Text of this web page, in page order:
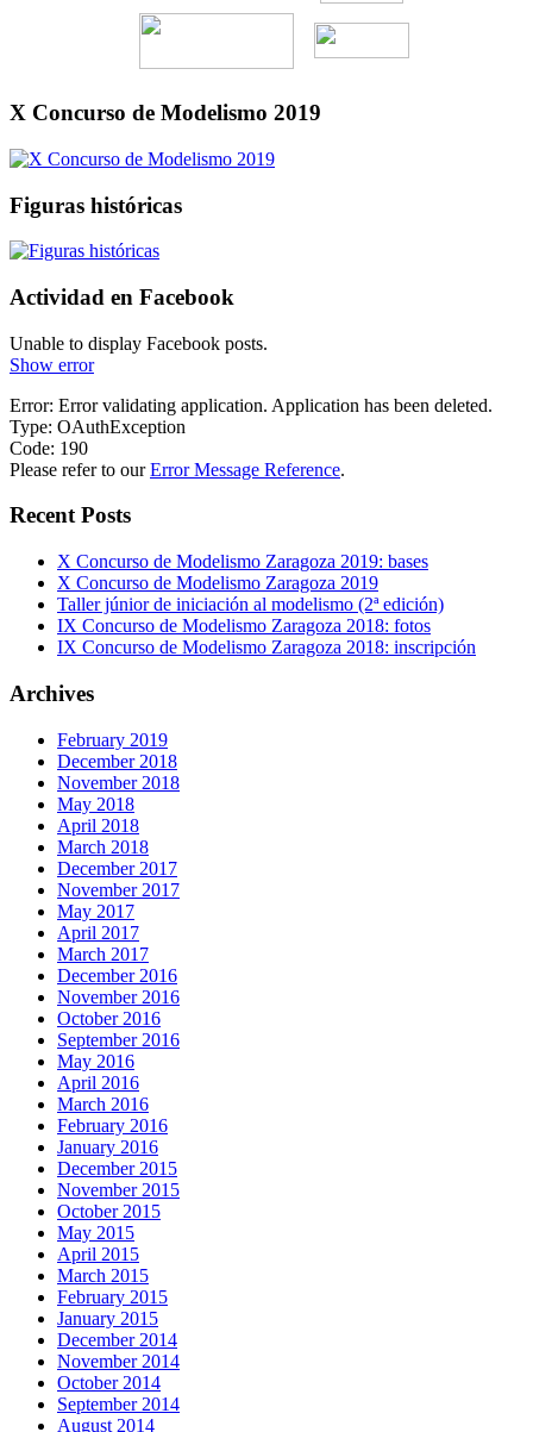
X Concurso de Modelismo 2019
Figuras históricas
Actividad en Facebook
Unable to display Facebook posts.
Show error
Error: Error validating application. Application has been deleted.
Type: OAuthException
Code: 190
Please refer to ourError Message Reference.
Recent Posts
X Concurso de Modelismo Zaragoza 2019: bases
X Concurso de Modelismo Zaragoza 2019
Taller júnior de iniciación al modelismo (2ª edición)
IX Concurso de Modelismo Zaragoza 2018: fotos
IX Concurso de Modelismo Zaragoza 2018: inscripción
Archives
February 2019
December 2018
November 2018
May 2018
April 2018
March 2018
December 2017
November 2017
May 2017
April 2017
March 2017
December 2016
November 2016
October 2016
September 2016
May 2016
April 2016
March 2016
February 2016
January 2016
December 2015
November 2015
October 2015
May 2015
April 2015
March 2015
February 2015
January 2015
December 2014
November 2014
October 2014
September 2014
August 2014